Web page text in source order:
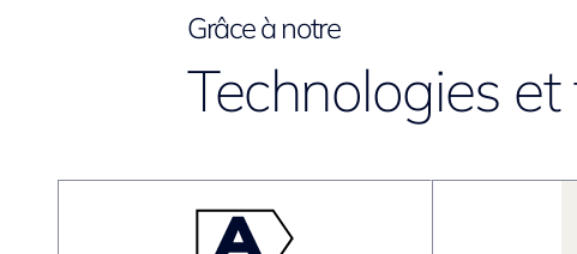
Grâce à notre
Technologies